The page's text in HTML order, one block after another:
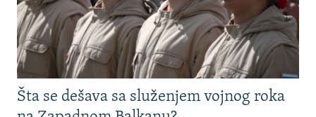
Šta se dešava sa služenjem vojnog roka